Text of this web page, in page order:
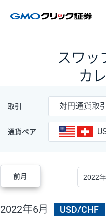
スワッ
カ
取引 対円通貨取引
通貨ペア
前月
2022年6月 USD/CHF